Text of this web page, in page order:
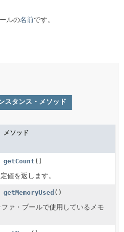
ルの名前です。
スタンス・メソッド
メソッド
getCount ()
値を返します。
getMemoryUsed ()
ァ・プールで使用しているメモ